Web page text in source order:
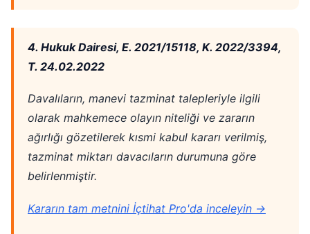
4. Hukuk Dairesi, E. 2021/15118, K. 2022/3394,
T. 24.02.2022
Davalıların, manevi tazminat talepleriyle ilgili
olarak mahkemece olayın niteliği ve zararın
ağırlığı gözetilerek kısmi kabul kararı verilmiş,
tazminat miktarı davacıların durumuna göre
belirlenmiştir.
Kararın tam metnini İçtihat Pro'da inceleyin →